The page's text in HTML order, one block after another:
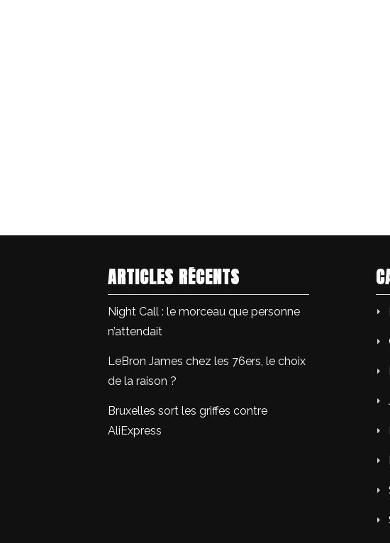
ARTICLES RÉCENTS
Night Call : le morceau que personne
n’attendait
LeBron James chez les 76ers, le choix
de la raison ?
Bruxelles sort les griffes contre
AliExpress